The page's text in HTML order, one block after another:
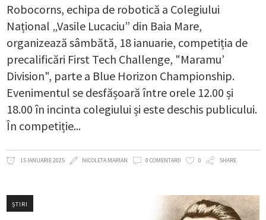
Robocorns, echipa de robotică a Colegiului
Național „Vasile Lucaciu” din Baia Mare,
organizează sâmbătă, 18 ianuarie, competiția de
precalificări First Tech Challenge, "Maramu’
Division", parte a Blue Horizon Championship.
Evenimentul se desfășoară între orele 12.00 și
18.00 în incinta colegiului și este deschis publicului.
În competiție
15 IANUARIE 2025 NICOLETA MARIAN 0 COMENTARII 0 SHARE
ȘTIRI